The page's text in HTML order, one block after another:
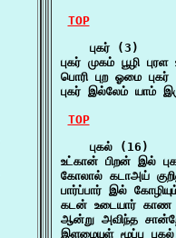
TOP
    புகர் (3)
புகர் முகம் பூழி
பொரி புற ஓமை
புகர் இல்லேம் யாம்
TOP
    புகல் (16)
உட்கான் பிறன் இல்
கோலால் கடாஅய்
பார்ப்பார் இல்
கடன் உடையார்
ஆன்று அவிந்த
இளமையுள் மூப்பு